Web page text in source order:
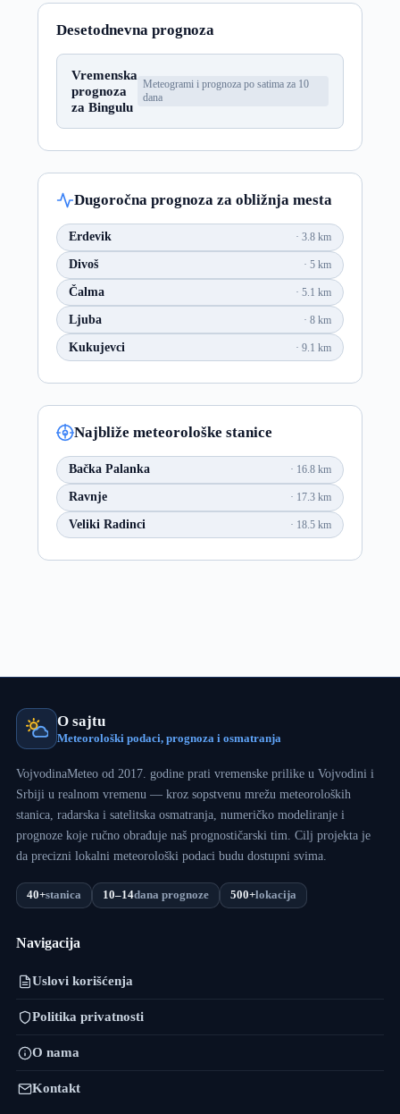
Desetodnevna prognoza
Vremenska
prognoza
za Bingulu
Meteogrami i prognoza po satima za 10
dana
Dugoročna prognoza za obližnja mesta
Erdevik 3.8 km
Divoš 5 km
Čalma 5.1 km
Ljuba 8 km
Kukujevci 9.1 km
Najbliže meteorološke stanice
Bačka Palanka 16.8 km
Ravnje 17.3 km
Veliki Radinci 18.5 km
O sajtu
Meteorološki podaci, prognoza i osmatranja
VojvodinaMeteo od 2017. godine prati vremenske prilike u Vojvodini i
Srbiji u realnom vremenu — kroz sopstvenu mrežu meteoroloških
stanica, radarska i satelitska osmatranja, numeričko modeliranje i
prognoze koje ručno obrađuje naš prognostičarski tim. Cilj projekta je
da precizni lokalni meteorološki podaci budu dostupni svima.
40+stanica 10–14dana prognoze 500+lokacija
Navigacija
Uslovi korišćenja
Politika privatnosti
O nama
Kontakt